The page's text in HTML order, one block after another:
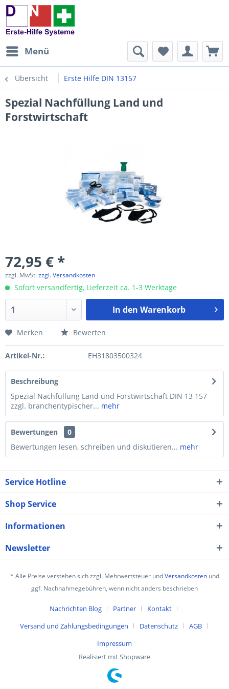
Menü
Übersicht Erste Hilfe DIN 13157
Spezial Nachfüllung Land und
Forstwirtschaft
72,95 € *
zzgl. MwSt.zzgl. Versandkosten
Sofort versandfertig, Lieferzeit ca. 1-3 Werktage
In den Warenkorb
Merken Bewerten
Artikel-Nr.: EH31803500324
Beschreibung
Spezial Nachfüllung Land und Forstwirtschaft DIN 13 157
zzgl. branchentypischer... mehr
Bewertungen
0
Bewertungen lesen, schreiben und diskutieren... mehr
Service Hotline
Shop Service
Informationen
Newsletter
* Alle Preise verstehen sich zzgl. Mehrwertsteuer undVersandkostenund
ggf. Nachnahmegebühren, wenn nicht anders beschrieben
Nachrichten Blog Partner
Kontakt
Versand und Zahlungsbedingungen
Datenschutz
AGB
Impressum
Realisiert mit Shopware